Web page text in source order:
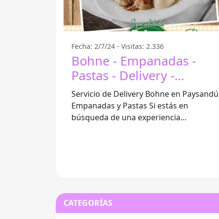
Fecha: 2/7/24 - Visitas: 2.336
Bohne - Empanadas -
Pastas - Delivery -
Paysandú
Servicio de Delivery Bohne en
Empanadas y Pastas Si estás en
búsqueda de una experiencia
CATEGORÍAS